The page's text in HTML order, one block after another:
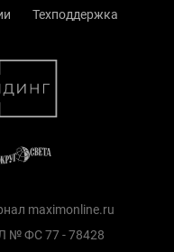
Техподдержка
maximonline.ru
№ ФС 77 - 78428